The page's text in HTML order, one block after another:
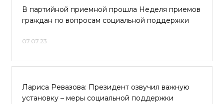
В партийной приемной прошла Неделя приемов
граждан по вопросам социальной поддержки
07.07.23
Лариса Ревазова: Президент озвучил важную
установку – меры социальной поддержки